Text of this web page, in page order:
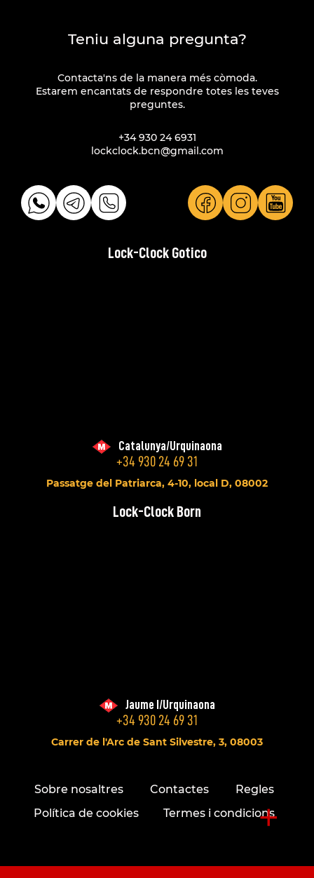
Teniu alguna pregunta?
Contacta'ns de la manera més còmoda.
Estarem encantats de respondre totes les teves
preguntes.
+34 930 24 6931
lockclock.bcn@gmail.com
+
Lock-Clock Gotico
Catalunya/Urquinaona
+34 930 24 69 31
Passatge del Patriarca, 4-10, local D, 08002
Lock-Clock Born
Jaume I/Urquinaona
+34 930 24 69 31
Carrer de l'Arc de Sant Silvestre, 3, 08003
Sobre nosaltres Contactes
Regles
Política de cookies
Termes i condicions